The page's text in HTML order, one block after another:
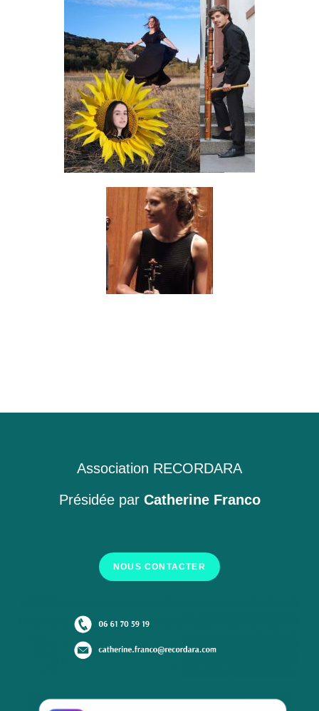
Association RECORDARA
Présidée par Catherine Franco
NOUS CONTACTER